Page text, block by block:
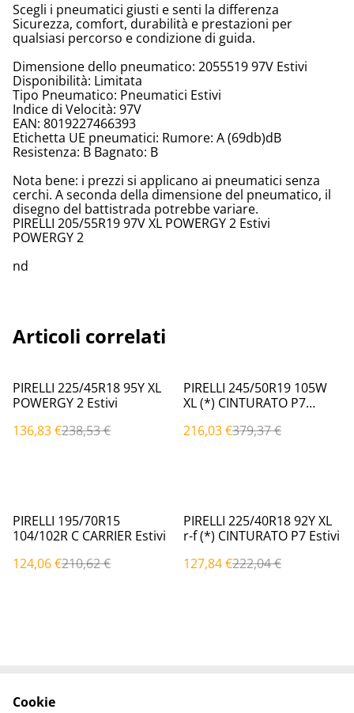
Scegli i pneumatici giusti e senti la differenza
Sicurezza, comfort, durabilità e prestazioni per
qualsiasi percorso e condizione di guida.
Dimensione dello pneumatico: 2055519 97V Estivi
Disponibilità: Limitata
Tipo Pneumatico: Pneumatici Estivi
Indice di Velocità: 97V
EAN: 8019227466393
Etichetta UE pneumatici: Rumore: A (69db)dB
Resistenza: B Bagnato: B
Nota bene: i prezzi si applicano ai pneumatici senza
cerchi. A seconda della dimensione del pneumatico, il
disegno del battistrada potrebbe variare.
PIRELLI 205/55R19 97V XL POWERGY 2 Estivi
POWERGY 2
nd
Articoli correlati
%
PIRELLI 225/45R18 95Y XL
POWERGY 2 Estivi
136,83 €238,53 €
%
PIRELLI 245/50R19 105W
XL (*) CINTURATO P7
216,03 €379,37 €
%
PIRELLI 195/70R15
104/102R C CARRIER Estivi
124,06 €210,62 €
%
PIRELLI 225/40R18 92Y XL
r-f (*) CINTURATO P7 Estivi
127,84 €222,04 €
Cookie